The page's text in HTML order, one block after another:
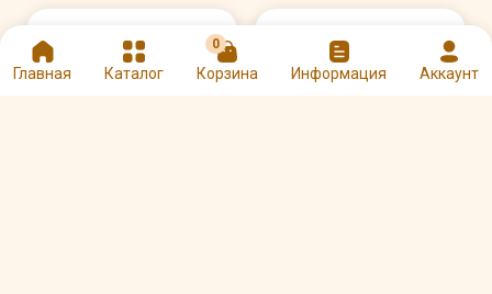
Главная Каталог
0
Корзина Информация Аккаунт